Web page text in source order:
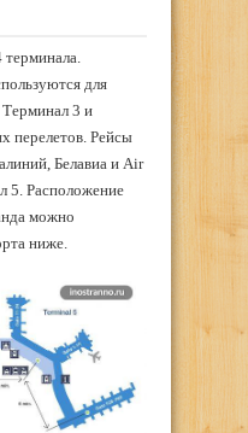
для
3 и
перелетов. Рейсы
Белавиа и Air
5. Расположение
можно
ниже.